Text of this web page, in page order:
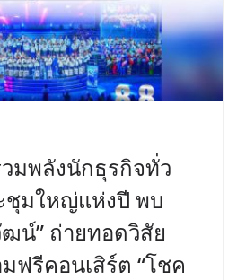
วมพลังนักธุรกิจทั่ว
ชุมใหญ่แห่งปี พบ
ฒน์” ถ่ายทอดวิสัย
ฟรีคอนเสิร์ต “โชค